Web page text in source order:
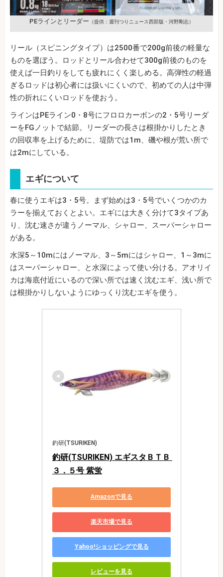
PEラインとリーダー （提供：週刊つりニュース西部版・河野剛志）
リール（スピニングタイプ）は2500番で200g前後の軽量な
ものを選ぼう。ロッドとリール合わせて300g前後のものを
使えば一日釣りをしても疲れにくく楽しめる。高弾性の軽過
ぎるロッドは初心者には扱いにくいので、初めての人は中弾
性の折れにくいロッドを使おう。
ラインはPEライン0・8号にフロロカーボンの2・5号リーダ
ーをFGノットで結節。リーダーの長さは根掛かりしたとき
の回収率を上げるために、堤防では1m、磯や根が荒い所で
は2mにしている。
エギについて
春に使うエギは3・5号。まず始めは3・5号でいくつかのカ
ラーを揃えておくとよい。エギには大きく分けて3タイプあ
り、沈む速さが違うノーマル、シャロー、スーパーシャロー
がある。
水深5～10mにはノーマル、3～5mにはシャロー、1～3mに
はスーパーシャロー、と水深によって使い分ける。アオリイ
カは海底付近にいるので深い所では速く沈むエギ、浅い所で
は根掛かりしないようにゆっくり沈むエギを使う。
釣研(TSURIKEN)
釣研(TSURIKEN) エギスタＢＴＢ
３．５号 紫蛍
Amazonで見る
楽天市場で見る
Yahoo!ショッピングで見る
レビューを見る